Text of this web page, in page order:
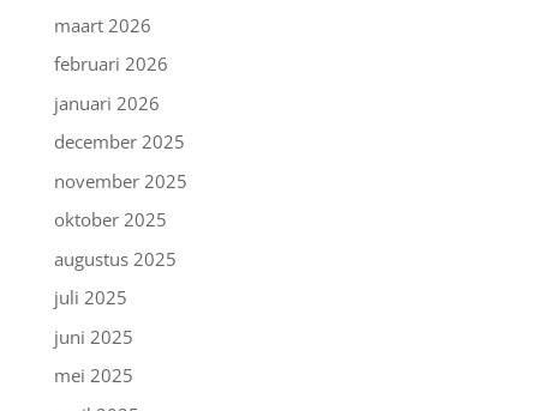
maart 2026
februari 2026
januari 2026
december 2025
november 2025
oktober 2025
augustus 2025
juli 2025
juni 2025
mei 2025